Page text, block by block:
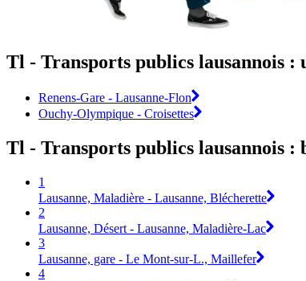
Tl - Transports publics lausannois :
Renens-Gare - Lausanne-Flon
Ouchy-Olympique - Croisettes
Tl - Transports publics lausannois :
1
Lausanne, Maladière - Lausanne, Blécherette
2
Lausanne, Désert - Lausanne, Maladière-Lac
3
Lausanne, gare - Le Mont-sur-L., Maillefer
4